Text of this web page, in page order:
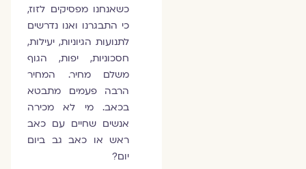
כשאנחנו מפסיקים לזוז,
כי התבגרנו ואנו נדרשים
לתנועות הגיוניות, יעילות,
חסכוניות, יפות, הגוף
משלם מחיר. המחיר
הרבה פעמים מתבטא
בכאב. מי לא מכירה
אנשים שחיים עם כאב
ראש או כאב גב ביום
יום?